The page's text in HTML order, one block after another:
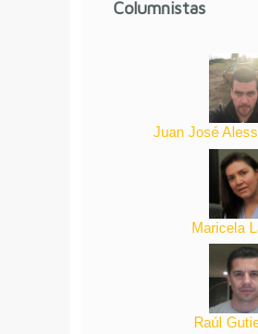
Columnistas
Juan José
Maricela
Raúl